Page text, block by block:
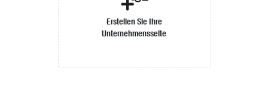
Erstellen Sie Ihre
Unternehmensseite